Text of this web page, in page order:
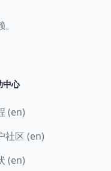
中心
(en)
社区 (en)
(en)